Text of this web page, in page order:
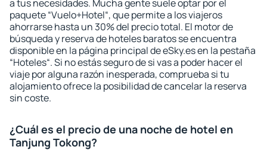
a tus necesidades. Mucha gente suele optar por el
paquete “Vuelo+Hotel“, que permite a los viajeros
ahorrarse hasta un 30% del precio total. El motor de
búsqueda y reserva de hoteles baratos se encuentra
disponible en la página principal de eSky.es en la pestaña
“Hoteles“. Si no estás seguro de si vas a poder hacer el
viaje por alguna razón inesperada, comprueba si tu
alojamiento ofrece la posibilidad de cancelar la reserva
sin coste.
¿Cuál es el precio de una noche de hotel en
Tanjung Tokong?